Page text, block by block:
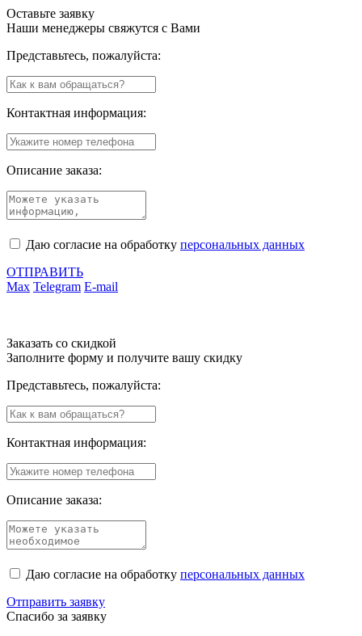
Оставьте заявку
Наши менеджеры свяжутся с Вами
Представьтесь, пожалуйста:
Контактная информация:
Описание заказа:
Даю согласие на обработку персональных данных
ОТПРАВИТЬ
Max Telegram E-mail
Заказать со скидкой
Заполните форму и получите вашу скидку
Представьтесь, пожалуйста:
Контактная информация:
Описание заказа:
Даю согласие на обработку персональных данных
Отправить заявку
Спасибо за заявку